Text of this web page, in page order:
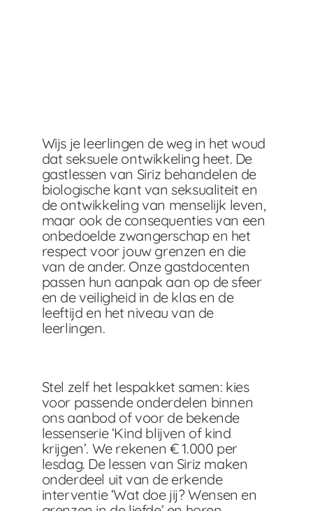
Wijs je leerlingen de weg in het woud
dat seksuele ontwikkeling heet. De
gastlessen van Siriz behandelen de
biologische kant van seksualiteit en
de ontwikkeling van menselijk leven,
maar ook de consequenties van een
onbedoelde zwangerschap en het
respect voor jouw grenzen en die
van de ander. Onze gastdocenten
passen hun aanpak aan op de sfeer
en de veiligheid in de klas en de
leeftijd en het niveau van de
leerlingen.
Stel zelf het lespakket samen: kies
voor passende onderdelen binnen
ons aanbod of voor de bekende
lessenserie ‘Kind blijven of kind
krijgen’. We rekenen € 1.000 per
lesdag. De lessen van Siriz maken
onderdeel uit van de erkende
interventie ‘Wat doe jij? Wensen en